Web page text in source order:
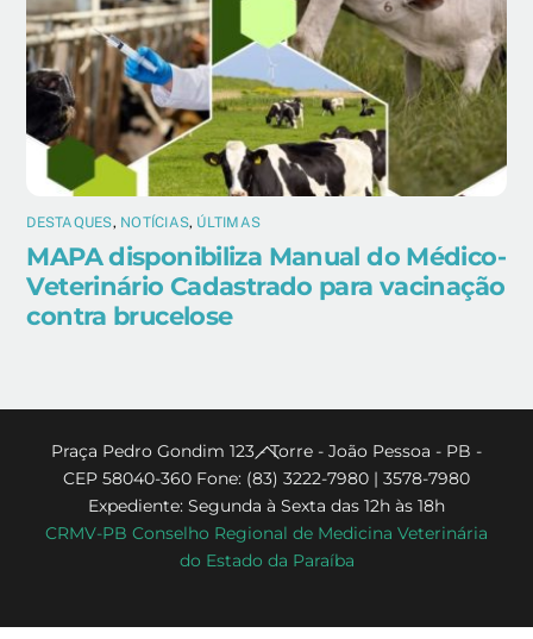
DESTAQUES, NOTÍCIAS, ÚLTIMAS
MAPA disponibiliza Manual do Médico-
Veterinário Cadastrado para vacinação
contra brucelose
Back
To
Top
Praça Pedro Gondim 123 - Torre - João Pessoa - PB -
CEP 58040-360 Fone: (83) 3222-7980 | 3578-7980
Expediente: Segunda à Sexta das 12h às 18h
CRMV-PB Conselho Regional de Medicina Veterinária
do Estado da Paraíba